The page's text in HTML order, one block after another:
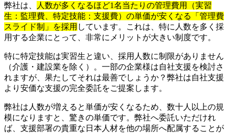
弊社は、
人数が多くなるほど1名当たりの管理費用（実習
生：監理費、特定技能：支援費）の単価が安くなる「管理費
スライド制」を採用 しています。これは、特に人数を多く採
用する企業にとって、非常にメリットが大きい制度です。
特に特定技能は実習生と違い、採用人数に制限がありません
（介護・建設業を除く）。一部の企業様は自社支援を検討さ
れますが、果たしてそれは最善でしょうか？弊社は自社支援
より安価な支援の完全委託をご提案します。
弊社は人数が増えると単価が安くなるため、数十人以上の規
模になりますと、驚きの単価です。弊社へ委託いただけれ
ば、支援部署の貴重な日本人材を他の場所へ配属することが